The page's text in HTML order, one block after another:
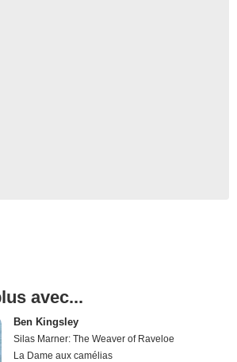
avec...
Ben Kingsley
Silas Marner: The Weaver of Raveloe
La Dame aux camélias